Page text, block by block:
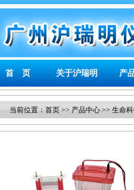
首 页 关于沪瑞明 产
当前位置： 首页 >> 产品中心 >> 生命